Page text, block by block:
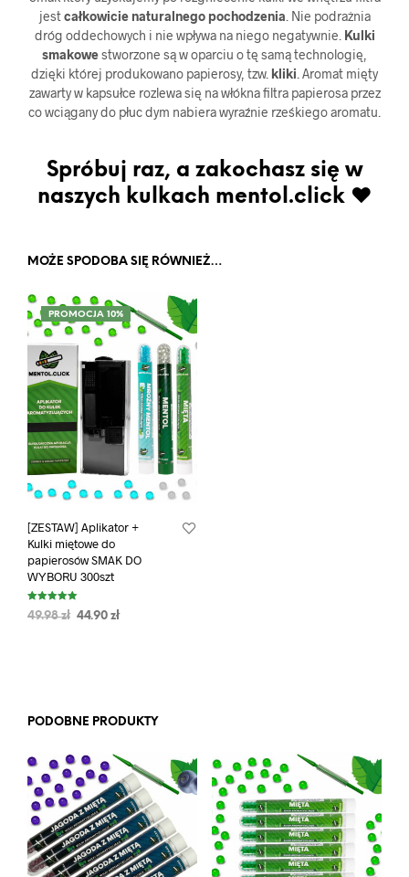
jestcałkowicie naturalnego pochodzenia . Nie podrażnia
dróg oddechowych i nie wpływa na niego negatywnie. Kulki
smakowestworzone są w oparciu o tę samą technologię,
dzięki której produkowano papierosy, tzw. kliki . Aromat mięty
zawarty w kapsułce rozlewa się na włókna filtra papierosa przez
co wciągany do płuc dym nabiera wyraźnie rześkiego aromatu.
Spróbuj raz, a zakochasz się w
naszych kulkach mentol.click ♥
MOŻE SPODOBA SIĘ RÓWNIEŻ…
PROMOCJA 10%
[ZESTAW] Aplikator +
Kulki miętowe do
papierosów SMAK DO
WYBORU 300szt
Oceniono
5.00
49.98zł 44.90 zł
PODOBNE PRODUKTY